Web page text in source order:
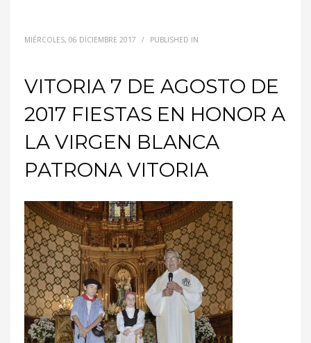
MIÉRCOLES, 06 DICIEMBRE 2017 / PUBLISHED IN
VITORIA 7 DE AGOSTO DE
2017 FIESTAS EN HONOR A
LA VIRGEN BLANCA
PATRONA VITORIA